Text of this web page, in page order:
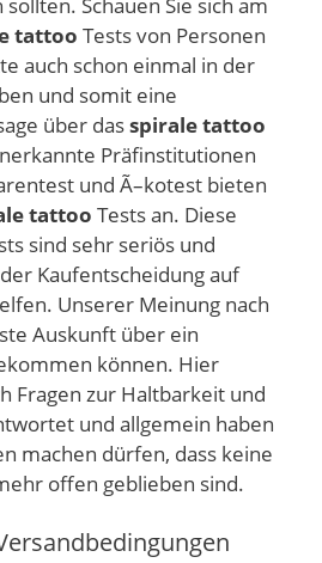
tattoo Tests von Personen
auch schon einmal in der
und somit eine
über dasspirale tattoo
Präfinstitutionen
und Ã–kotest bieten
tattoo Tests an. Diese
sind sehr seriös und
Kaufentscheidung auf
Unserer Meinung nach
Auskunft über ein
können. Hier
Fragen zur Haltbarkeit und
und allgemein haben
machen dürfen, dass keine
offen geblieben sind.